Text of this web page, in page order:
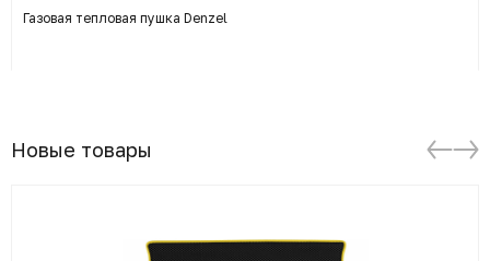
Газовая тепловая пушка Denzel
Новые товары